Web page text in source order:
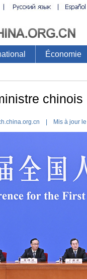
Économie
| Mis à jour